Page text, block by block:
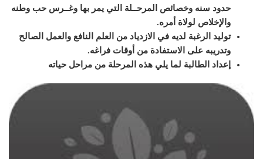
حدود سنه وخصائص المرحــلة التي يمر بها وغــرس حب وطنه
والإخلاص لولاة أمره.
توليد الرغبة لديه في الازدياد من العلم النافع والعمل الصالح
وتدريبه على الاستفادة من أوقات فراغه.
إعداد الطالبة لما يلي هذه المرحلة من مراحل حياته